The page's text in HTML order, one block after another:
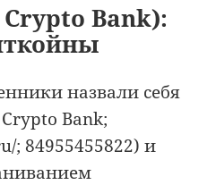
Crypto Bank):
назвали себя
Bank;
; 84955455822) и